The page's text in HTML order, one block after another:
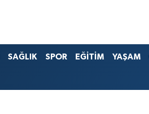
SAĞLIK SPOR EĞİTİM YAŞAM